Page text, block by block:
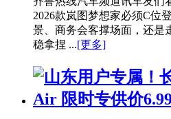
2026款岚图梦想家必须C位
景、商务会客撑场面，还是
稳拿捏 ...[更多]